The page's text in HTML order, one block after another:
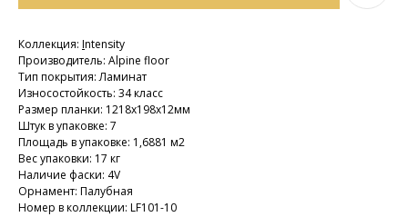
Коллекция: Intensity
Производитель: Alpine floor
Тип покрытия: Ламинат
Износостойкость: 34 класс
Размер планки: 1218х198х12мм
Штук в упаковке: 7
Площадь в упаковке: 1,6881 м2
Вес упаковки: 17 кг
Наличие фаски: 4V
Орнамент: Палубная
Номер в коллекции: LF101-10